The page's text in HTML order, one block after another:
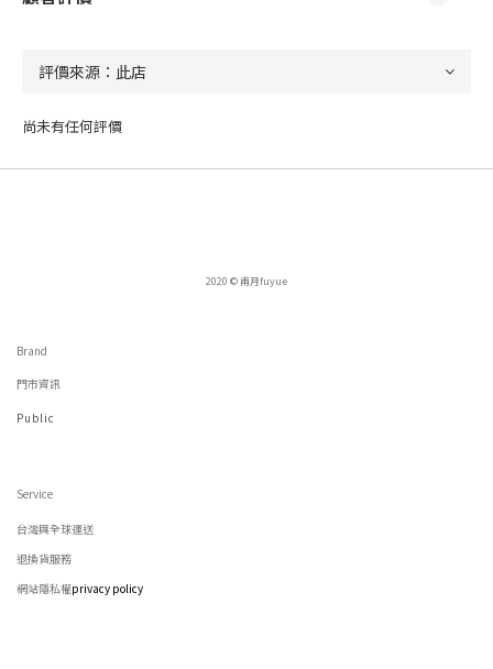
尚未有任何評價
2020 © 甫月fuyue
Brand
門市資訊
Public
Service
台灣與全球運送
退換貨服務
網站隱私權privacy policy